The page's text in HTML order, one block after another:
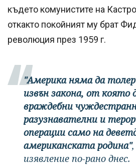
където комунистите на
откакто покойният му брат
революция през 1959 г.
"Америка няма да
извън закона, от която
враждебни
разузнавателни и
операции само на
американската родина"
изявление по-рано днес.